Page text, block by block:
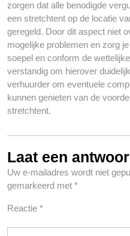
zorgen dat alle benodigde
een stretchtent op de locatie
geregeld. Door dit aspect niet
mogelijke problemen en zorg
soepel en conform de
verstandig om hierover
verhuurder om eventuele
kunnen genieten van de
stretchtent.
Laat een
Uw e-mailadres wordt niet
gemarkeerd met *
Reactie *